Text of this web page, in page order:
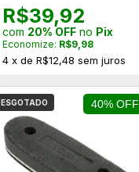
R$39,92
com 20% OFF no Pix
Economize: R$9,98
4 xdeR$12,48 sem juros
40% OFF
ESGOTADO